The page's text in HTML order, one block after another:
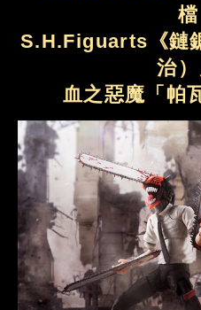
檔
S.H.Figuarts《鏈
治）
血之惡魔「帕